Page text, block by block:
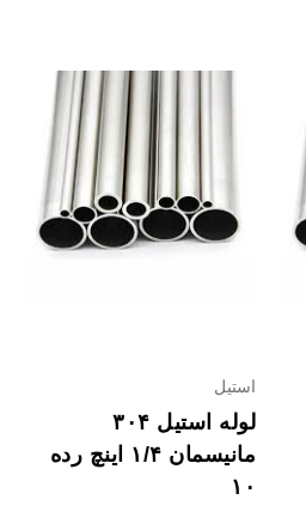
استیل
لوله استیل ۳۰۴
مانیسمان ۱/۴ اینچ رده
۱۰